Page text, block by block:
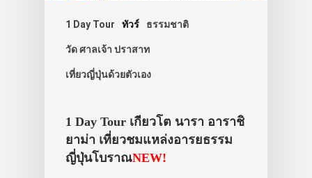
1 Day Tour ทัวร์ ธรรมชาติ
วัด ศาลเจ้า ปราสาท
เที่ยวญี่ปุ่นด้วยตัวเอง
1 Day Tour เกียวโต นารา อาราชิ
ยาม่า เที่ยวชมแหล่งอารยธรรม
ญี่ปุ่นโบราณNEW!